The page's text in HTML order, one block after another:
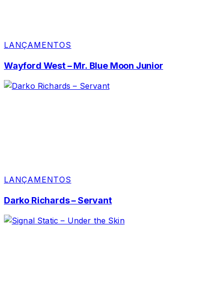
LANÇAMENTOS
Wayford West – Mr. Blue Moon Junior
LANÇAMENTOS
Darko Richards – Servant